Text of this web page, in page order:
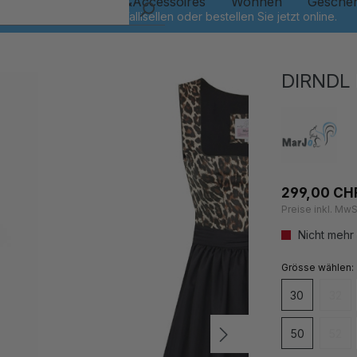
299,00
Preise inkl.
Nicht
Grösse
30
50